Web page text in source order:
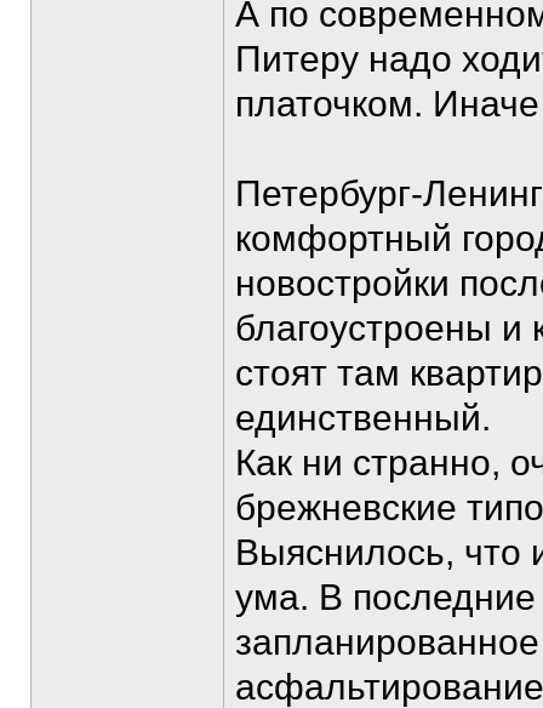
А по
Питеру надо
платочком.
Петербург-
комфортный
новостройки
благоустроены и
стоят там
единственный.
Как ни странно,
брежневские
Выяснилось, что
ума. В